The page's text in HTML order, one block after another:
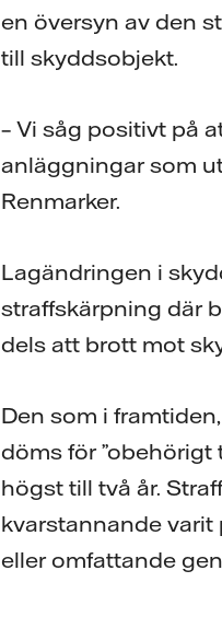
en översyn av den
till skyddsobjekt.
– Vi såg positivt på
anläggningar som
Renmarker.
Lagändringen i
straffskärpning där
dels att brott mot
Den som i
döms för ”obehörigt
högst till två år.
kvarstannande
eller omfattande